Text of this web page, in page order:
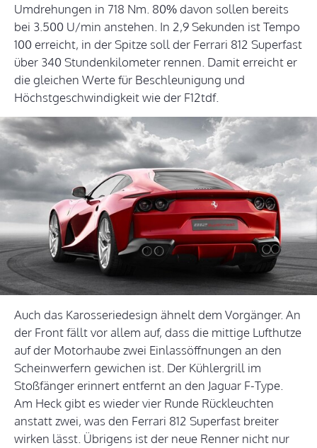
Umdrehungen in 718 Nm. 80% davon sollen bereits
bei 3.500 U/min anstehen. In 2,9 Sekunden ist Tempo
100 erreicht, in der Spitze soll der Ferrari 812 Superfast
über 340 Stundenkilometer rennen. Damit erreicht er
die gleichen Werte für Beschleunigung und
Höchstgeschwindigkeit wie der F12tdf.
Auch das Karosseriedesign ähnelt dem Vorgänger. An
der Front fällt vor allem auf, dass die mittige Lufthutze
auf der Motorhaube zwei Einlassöffnungen an den
Scheinwerfern gewichen ist. Der Kühlergrill im
Stoßfänger erinnert entfernt an den Jaguar F-Type.
Am Heck gibt es wieder vier Runde Rückleuchten
anstatt zwei, was den Ferrari 812 Superfast breiter
wirken lässt. Übrigens ist der neue Renner nicht nur